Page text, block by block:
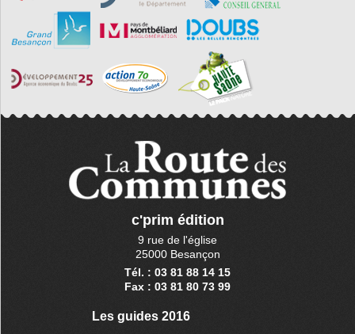
c'prim édition
9 rue de l'église
25000 Besançon
Tél. : 03 81 88 14 15
Fax : 03 81 80 73 99
Les guides 2016